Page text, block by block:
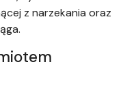
z narzekania oraz